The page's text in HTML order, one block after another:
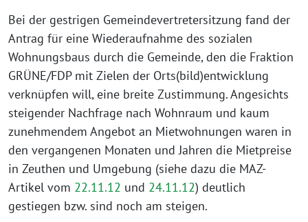
Bei der gestrigen Gemeindevertretersitzung fand der
Antrag für eine Wiederaufnahme des sozialen
Wohnungsbaus durch die Gemeinde, den die Fraktion
GRÜNE/FDP mit Zielen der Orts(bild)entwicklung
verknüpfen will, eine breite Zustimmung. Angesichts
steigender Nachfrage nach Wohnraum und kaum
zunehmendem Angebot an Mietwohnungen waren in
den vergangenen Monaten und Jahren die Mietpreise
in Zeuthen und Umgebung (siehe dazu die MAZ-
Artikel vom 22.11.12 und 24.11.12) deutlich
gestiegen bzw. sind noch am steigen.